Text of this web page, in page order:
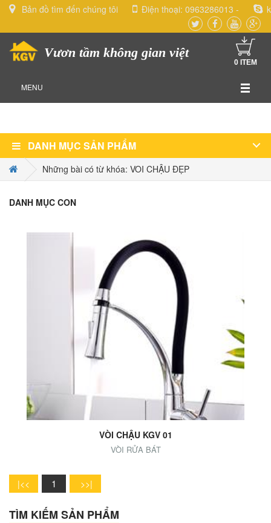
Bản đồ tìm đến chúng tôi Điện thoại: 0963286013 -
Vươn tầm không gian việt
0 ITEM
MENU
DANH MỤC SẢN PHẨM
Những bài có từ khóa: VOI CHẬU ĐẸP
DANH MỤC CON
VÒI CHẬU KGV 01
VÒI RỬA BÁT
1
TÌM KIẾM SẢN PHẨM